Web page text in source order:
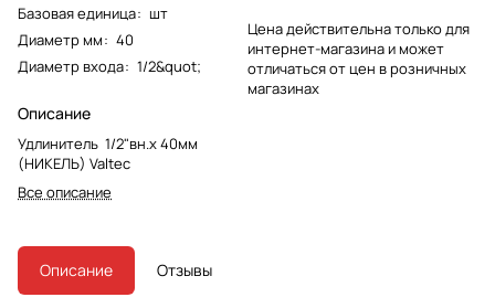
Базовая единица: шт
Диаметр мм: 40
Диаметр входа: 1/2&quot;
Описание
Удлинитель 1/2"вн.х 40мм
(НИКЕЛЬ) Valtec
Все описание
Цена действительна только для
интернет-магазина и может
отличаться от цен в розничных
магазинах
Описание Отзывы